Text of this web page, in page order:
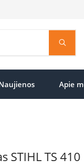
Apie
STIHL TS 410